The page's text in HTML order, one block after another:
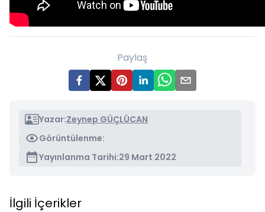
Paylaş
Yazar:Zeynep GÜÇLÜCAN
Görüntülenme:
Yayınlanma Tarihi:29 Mart 2022
İlgili İçerikler